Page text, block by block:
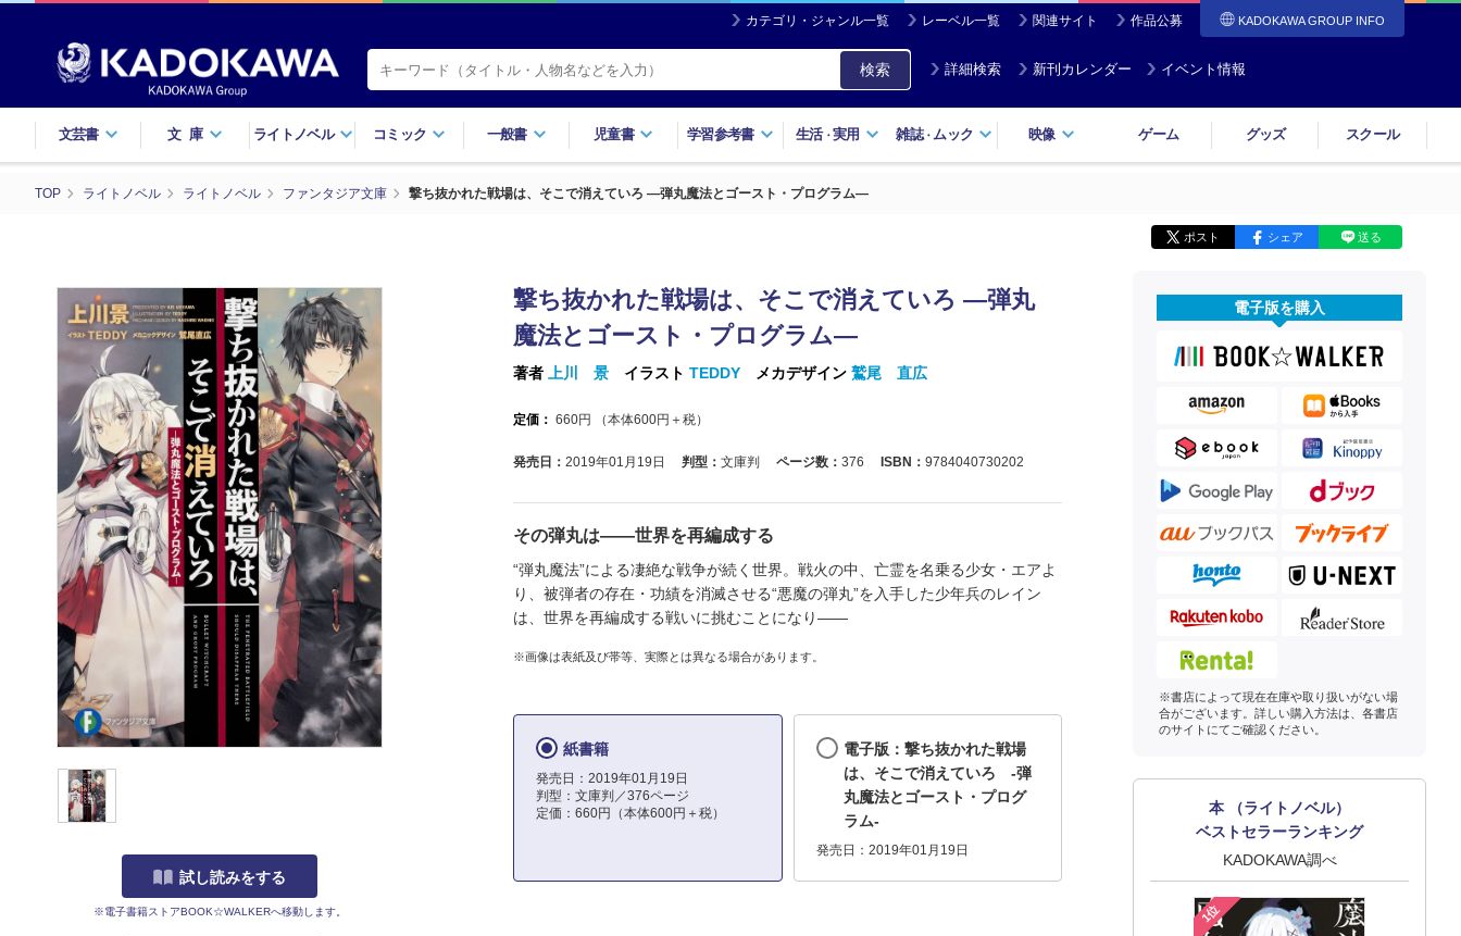
カテゴリ・ジャンル一覧 レーベル一覧 関連サイト 作品公募 KADOKAWA GROUP INFO
検索 詳細検索 新刊カレンダー イベント情報
文芸書 文庫 ライトノベル コミック 一般書 児童書 学習参考書 生活・実用 雑誌・ ムック 映像 ゲーム グッズ スクール
TOP ライトノベル ライトノベル ファンタジア文庫 撃ち抜かれた戦場は、そこで消えていろ ―弾丸魔法とゴースト・プログラム―
ポスト シェア 送る
試し読みをする
※電子書籍ストアBOOK☆WALKERへ移動します。
撃ち抜かれた戦場は、そこで消えていろ ―弾丸
魔法とゴースト・プログラム―
著者 上川 景 イラスト TEDDY メカデザイン 鷲尾 直広
定価： 660円 （本体600円＋税）
発売日： 2019年01月19日 判型： 文庫判 ページ数： 376 ISBN： 9784040730202
その弾丸は――世界を再編成する
“弾丸魔法”による凄絶な戦争が続く世界。戦火の中、亡霊を名乗る少女・エアよ
り、被弾者の存在・功績を消滅させる“悪魔の弾丸”を入手した少年兵のレイン
は、世界を再編成する戦いに挑むことになり――
※画像は表紙及び帯等、実際とは異なる場合があります。
紙書籍
発売日：2019年01月19日
判型：文庫判／376ページ
定価：660円（本体600円＋税）
電子版：撃ち抜かれた戦場
は、そこで消えていろ ‐弾
丸魔法とゴースト・プログ
ラム‐
発売日：2019年01月19日
電子版を購入
※書店によって現在在庫や取り扱いがない場
合がございます。詳しい購入方法は、各書店
のサイトにてご確認ください。
本 （ライトノベル）
ベストセラーランキング
KADOKAWA調べ
1位